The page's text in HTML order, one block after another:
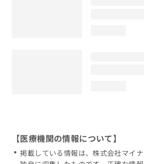
【医療機関の情報について】
掲載している情報は、株式会社マイ